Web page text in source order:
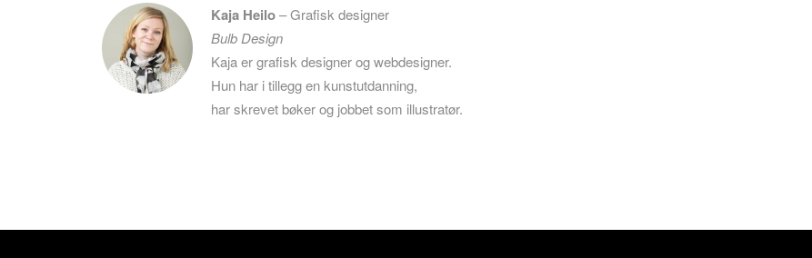
Kaja Heilo– Grafisk designer
Bulb Design
Kaja er grafisk designer og webdesigner.
Hun har i tillegg en kunstutdanning,
har skrevet bøker og jobbet som illustratør.